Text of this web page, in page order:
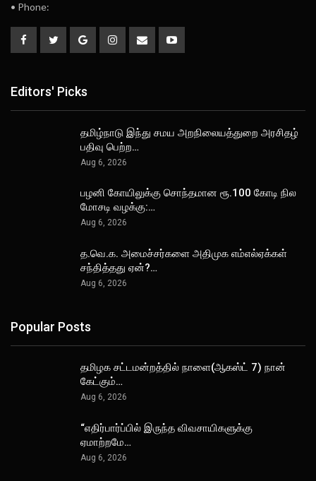
• Phone:
Editors' Picks
தமிழ்நாடு இந்து சமய அறநிலையத்துறை அரசிதழ்
பதிவு பெற்ற…
Aug 6, 2026
பழனி கோயிலுக்கு சொந்தமான ரூ.100 கோடி நில
மோசடி வழக்கு:…
Aug 6, 2026
த.வெ.க. அமைச்சர்களை அதிமுக எம்எல்ஏக்கள்
சந்தித்தது ஏன்?…
Aug 6, 2026
Popular Posts
தமிழக சட்டமன்றத்தில் நாளை(ஆகஸ்ட் 7) நான்
கேட்கும்…
Aug 6, 2026
“எதிர்பார்ப்பில் இருந்த விவசாயிகளுக்கு
ஏமாற்றமே…
Aug 6, 2026